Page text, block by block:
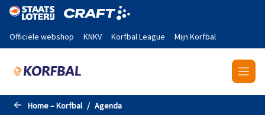
Naar de hoofdinhoud gaan
Officiële webshop KNKV Korfbal League Mijn Korfbal
Home – Korfbal Agenda